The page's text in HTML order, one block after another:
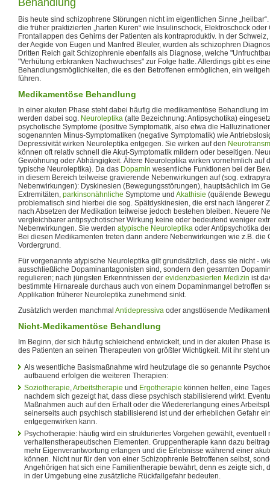
Bis heute sind schizophrene Störungen nicht im eigentlichen Sinne
die früher praktizierten „harten Kuren“ wie Insulinschock, Elektroschock oder
Frontallappen des Gehirns der Patienten als kontraproduktiv. In der
der Aegide von Eugen und Manfred Bleuler, wurden als schizophren
Dritten Reich galt Schizophrenie ebenfalls als Diagnose, welche
"Verhütung erbkranken Nachwuchses" zur Folge hatte. Allerdings gibt es
Behandlungsmöglichkeiten, die es den Betroffenen ermöglichen, ein
führen.
Medikamentöse Behandlung
In einer akuten Phase steht dabei häufig die medikamentöse Behandlung
werden dabei sog. Neuroleptika (alte Bezeichnung: Antipsychotika)
psychotische Symptome (positive Symptomatik, also etwa die
sogenannten Minus-Symptomatiken (negative Symptomatik) wie
Depressivität wirken Neuroleptika entgegen. Sie wirken auf den
können oft relativ schnell die Akut-Symptomatik mildern oder beseitigen.
Gewöhnung oder Abhängigkeit. Ältere Neuroleptika wirken vornehmlich auf
typische Neuroleptika). Da das Dopamin wesentliche Funktionen bei der
in diesem Bereich teilweise gravierende Nebenwirkungen auf (sog.
Nebenwirkungen): Dyskinesien (Bewegungsstörungen), hauptsächlich im
Extremitäten, parkinsonähnliche Symptome und Akathisie (quälende
problematisch sind hierbei die sog. Spätdyskinesien, die erst nach längerer
nach Absetzen der Medikation teilweise jedoch bestehen bleiben. Neuere
vergleichbarer antipsychotischer Wirkung keine oder bedeutend weniger
Nebenwirkungen. Sie werden atypische Neuroleptika oder Antipsychotika
Bei diesen Medikamenten treten dann andere Nebenwirkungen wie z.B. die
Vordergrund.
Für vorgenannte atypische Neuroleptika gilt grundsätzlich, dass sie nicht -
ausschließliche Dopaminantagonisten sind, sondern den gesamten
regulieren; nach jüngsten Erkenntnissen der evidenzbasierten Medizin ist
bestimmte Hirnareale durchaus auch von einem Dopaminmangel betroffen
Applikation früherer Neuroleptika zunehmend sinkt.
Zusätzlich werden manchmal Antidepressiva oder angstlösende
Nicht-Medikamentöse Behandlung
Im Beginn, der sich häufig schleichend entwickelt, und in der akuten Phase
des Patienten an seinen Therapeuten von größter Wichtigkeit. Mit ihr steht
Als wesentliche Basismaßnahme wird heutzutage die so genannte
aufbauend erfolgen die weiteren Therapien:
Soziotherapie,Arbeitstherapie und Ergotherapie können helfen, eine
nachdem sich gezeigt hat, dass diese psychisch stabilisierend wirkt.
Maßnahmen auch auf den Erhalt oder die Wiedererlangung eines
seinerseits auch psychisch stabilisierend ist und der erheblichen Gefahr
entgegenwirken kann.
Psychotherapie: häufig wird ein strukturiertes Vorgehen gewählt, eventuell
verhaltenstherapeutischen Elementen. Gruppentherapie kann dazu
mehr Eigenverantwortung erlangen und die Erlebnisse während einer
können. Nicht nur für den von einer Schizophrenie Betroffenen selbst,
Angehörigen hat sich eine Familientherapie bewährt, denn es zeigte sich,
in der Umgebung eine zusätzliche Rückfallgefahr bedeuten.